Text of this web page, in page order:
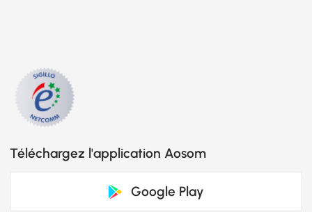
Téléchargez l'application Aosom
Google Play